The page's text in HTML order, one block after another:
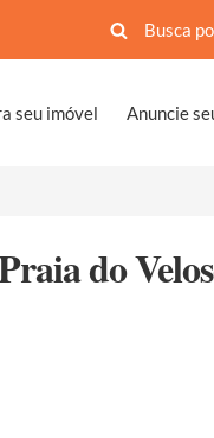
seu imóvel Anuncie
do